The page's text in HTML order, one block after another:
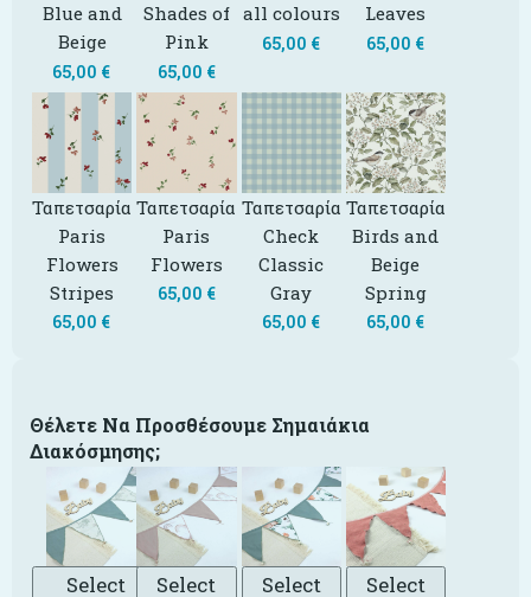
Blue and
Beige
65,00 €
Shades of
Pink
65,00 €
all colours
65,00 €
Leaves
65,00 €
Ταπετσαρία
Paris
Flowers
Stripes
65,00 €
Ταπετσαρία
Paris
Flowers
65,00 €
Ταπετσαρία
Check
Classic
Gray
65,00 €
Ταπετσαρία
Birds and
Beige
Spring
65,00 €
Θέλετε Να Προσθέσουμε Σημαιάκια
Διακόσμησης;
Select
Select
Select
Select